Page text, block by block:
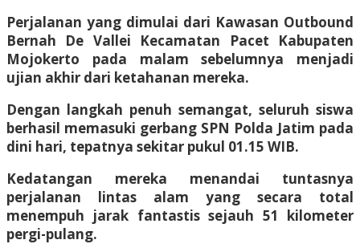
​Perjalanan yang dimulai dari Kawasan Outbound
Bernah De Vallei Kecamatan Pacet Kabupaten
Mojokerto pada malam sebelumnya menjadi
ujian akhir dari ketahanan mereka.
Dengan langkah penuh semangat, seluruh siswa
berhasil memasuki gerbang SPN Polda Jatim pada
dini hari, tepatnya sekitar pukul 01.15 WIB.
Kedatangan mereka menandai tuntasnya
perjalanan lintas alam yang secara total
menempuh jarak fantastis sejauh 51 kilometer
pergi-pulang.